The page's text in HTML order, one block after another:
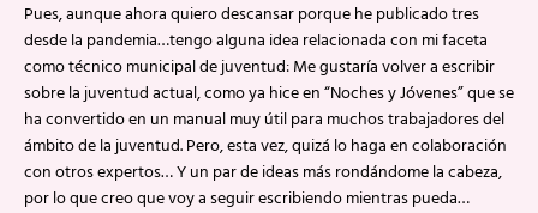
Pues, aunque ahora quiero descansar porque he publicado tres
desde la pandemia…tengo alguna idea relacionada con mi faceta
como técnico municipal de juventud: Me gustaría volver a escribir
sobre la juventud actual, como ya hice en “Noches y Jóvenes” que se
ha convertido en un manual muy útil para muchos trabajadores del
ámbito de la juventud. Pero, esta vez, quizá lo haga en colaboración
con otros expertos… Y un par de ideas más rondándome la cabeza,
por lo que creo que voy a seguir escribiendo mientras pueda…